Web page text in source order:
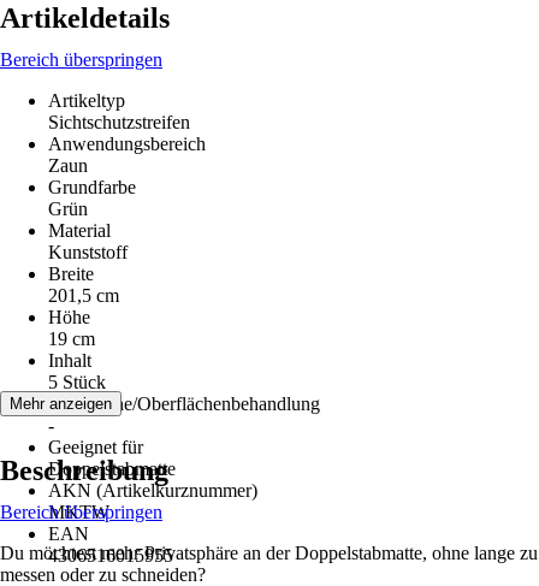
Artikeldetails
Bereich überspringen
Artikeltyp
Sichtschutzstreifen
Anwendungsbereich
Zaun
Grundfarbe
Grün
Material
Kunststoff
Breite
201,5 cm
Höhe
19 cm
Inhalt
5 Stück
Oberfläche/Oberflächenbehandlung
-
Geeignet für
Doppelstabmatte
AKN (Artikelkurznummer)
MKTW
EAN
4306516015955
Mehr anzeigen
Beschreibung
Bereich überspringen
Du möchtest mehr Privatsphäre an der Doppelstabmatte, ohne lange zu
messen oder zu schneiden?